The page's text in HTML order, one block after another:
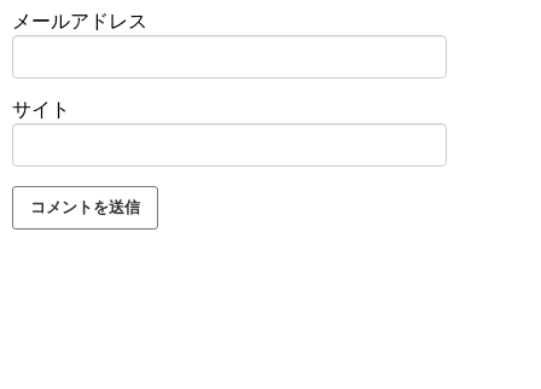
メールアドレス
サイト